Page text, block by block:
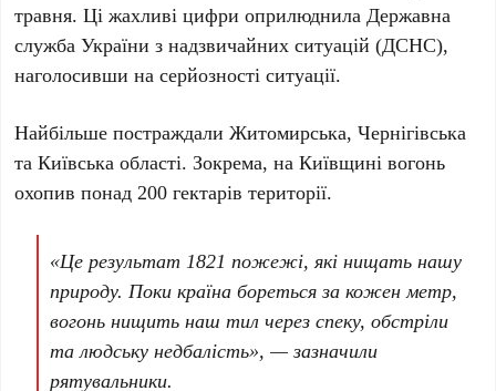
травня. Ці жахливі цифри оприлюднилаДержавна
служба України з надзвичайних ситуацій (ДСНС),
наголосивши на серйозності ситуації.
Найбільше постраждали Житомирська, Чернігівська
та Київська області. Зокрема, на Київщині вогонь
охопив понад200 гектарів території.
«Це результат1821 пожежі, які нищать нашу
природу. Поки країна бореться за кожен метр,
вогонь нищить наш тил через спеку, обстріли
та людську недбалість», — зазначили
рятувальники.